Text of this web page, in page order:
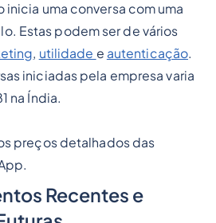
inicia uma conversa com uma
Estas podem ser de vários
, utilidade e autenticação.
iniciadas pela empresa varia
na Índia.
preços detalhados das
Recentes e